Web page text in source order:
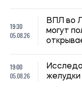
19:30
05.08.26
ВПЛ во
могут
19:00
05.08.26